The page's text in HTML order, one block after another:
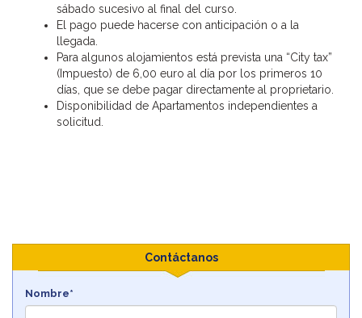
sábado sucesivo al final del curso.
El pago puede hacerse con anticipación o a la
llegada.
Para algunos alojamientos está prevista una “City tax”
(Impuesto) de 6,00 euro al día por los primeros 10
días, que se debe pagar directamente al proprietario.
Disponibilidad de Apartamentos independientes a
solicitud.
Contáctanos
Nombre*